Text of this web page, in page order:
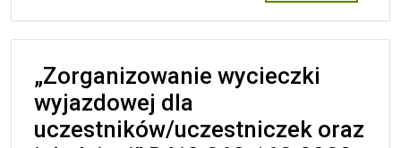
„Zorganizowanie wycieczki
wyjazdowej dla
uczestników/uczestniczek oraz